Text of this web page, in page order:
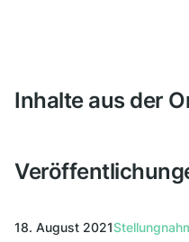
Inhalte aus der
18. August 2021